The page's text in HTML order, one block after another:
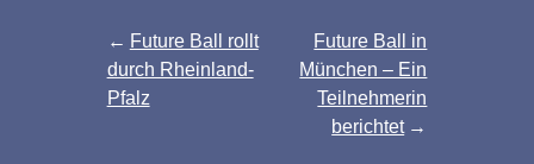
Beitragsnavigation
Future Ball rollt
durch Rheinland-
Pfalz
Future Ball in
München – Ein
Teilnehmerin
berichtet